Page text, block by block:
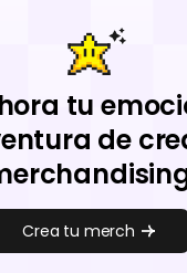
tu
de
Crea tu merch